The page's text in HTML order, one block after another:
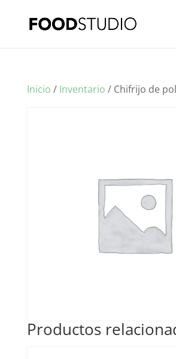
Inicio / Inventario / Chifrijo de
Productos